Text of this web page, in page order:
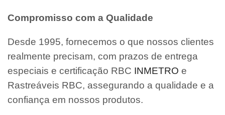
Compromisso com a Qualidade
Desde 1995, fornecemos o que nossos clientes
realmente precisam, com prazos de entrega
especiais e certificação RBC INMETRO e
Rastreáveis RBC, assegurando a qualidade e a
confiança em nossos produtos.